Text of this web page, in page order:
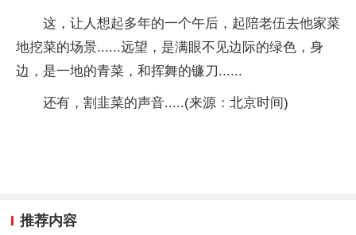
这，让人想起多年的一个午后，起陪老伍去他家菜
地挖菜的场景......远望，是满眼不见边际的绿色，身
边，是一地的青菜，和挥舞的镰刀......
还有，割韭菜的声音.....(来源：北京时间)
推荐内容